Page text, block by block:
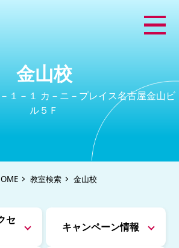
金山校
１－１ カ－ニ－プレイス名古屋金山ビ
ル５Ｆ
教室検索 金山校
セ
キャンペーン情報